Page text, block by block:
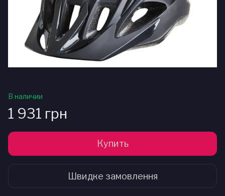
В наличии
1 931 грн
Купить
Швидке замовлення